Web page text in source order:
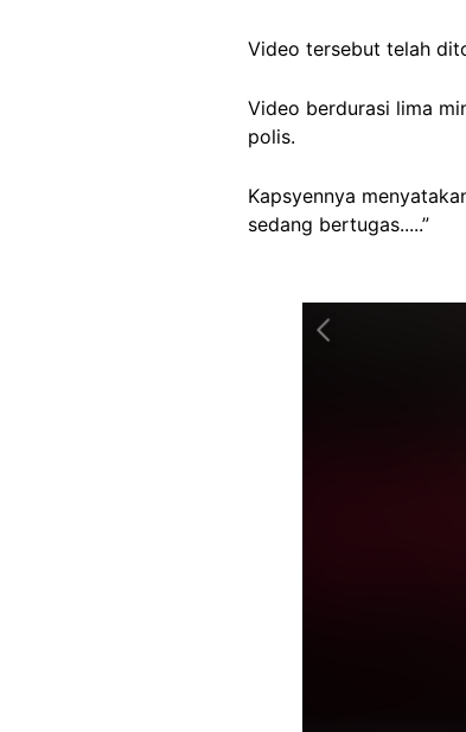
Video tersebut telah
Video berdurasi lima
polis.
Kapsyennya
sedang bertugas.....”